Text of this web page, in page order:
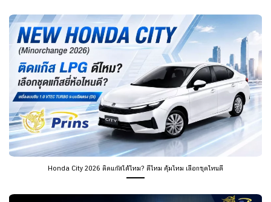
Honda City 2026 ติดแก๊สได้ไหม? ดีไหม คุ้มไหม เลือกชุดไหนดี